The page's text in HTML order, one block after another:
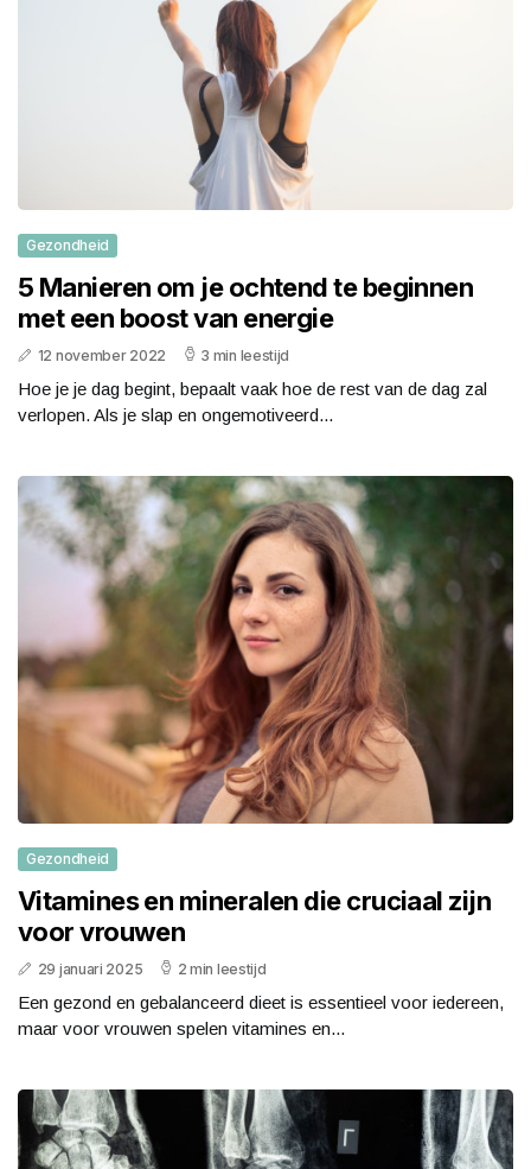
Gezondheid
5 Manieren om je ochtend te beginnen
met een boost van energie
12 november 2022 3 min leestijd
Hoe je je dag begint, bepaalt vaak hoe de rest van de dag zal
verlopen. Als je slap en ongemotiveerd...
Gezondheid
Vitamines en mineralen die cruciaal zijn
voor vrouwen
29 januari 2025 2 min leestijd
Een gezond en gebalanceerd dieet is essentieel voor iedereen,
maar voor vrouwen spelen vitamines en...